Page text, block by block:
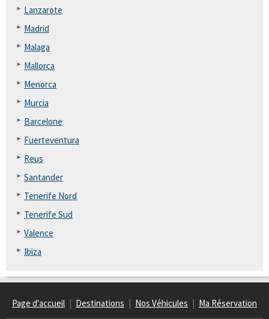
Lanzarote
Madrid
Malaga
Mallorca
Menorca
Murcia
Barcelone
Fuerteventura
Reus
Santander
Tenerife Nord
Tenerife Sud
Valence
Ibiza
Page d'accueil | Destinations | Nos Véhicules | Ma Réservation